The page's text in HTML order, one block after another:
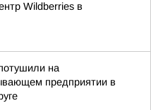
Wildberries в
на
предприятии в